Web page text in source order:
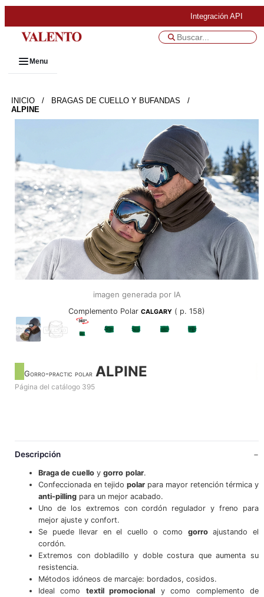
Integración API
Menu
INICIO / BRAGAS DE CUELLO Y BUFANDAS
/
ALPINE
imagen generada por IA
Complemento Polar CALGARY ( p. 158)
Gorro-practic polar ALPINE
Página del catálogo 395
Descripción
Braga de cuelloy gorro polar.
Confeccionada en tejido polar para mayor retención térmica y
anti-pillingpara un mejor acabado.
Uno de los extremos con cordón regulador y freno para
mejor ajuste y confort.
Se puede llevar en el cuello o como gorroajustando el
cordón.
Extremos con dobladillo y doble costura que aumenta su
resistencia.
Métodos idóneos de marcaje: bordados, cosidos.
Ideal como textil promocional y como complemento de